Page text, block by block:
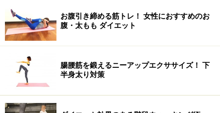
蹴りだし歩行（水中） - YouTube
キックウォーク
足の筋力強化とヒップアップに効果がある歩き方です。
ボールを蹴るイメージで、真っ直ぐ足を蹴り出して歩き
お腹引き締める筋トレ！ 女性におすすめのお
腹・太もも ダイエット
腸腰筋を鍛えるニーアップエクササイズ！ 下
半身太り対策